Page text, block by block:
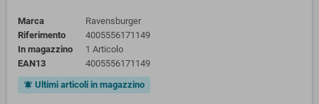
Marca
Ravensburger
Riferimento
4005556171149
In magazzino
1 Articolo
EAN13
4005556171149
notifications_active Ultimi articoli in magazzino